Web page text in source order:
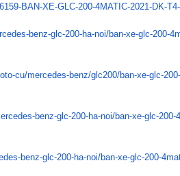
BAN-XE-GLC-200-4MATIC-2021-DK-
benz-glc-200-ha-noi/ban-xe-glc-200-
cu/mercedes-benz/glc200/ban-xe-glc-
benz-glc-200-ha-noi/ban-xe-glc-200-
benz-glc-200-ha-noi/ban-xe-glc-200-